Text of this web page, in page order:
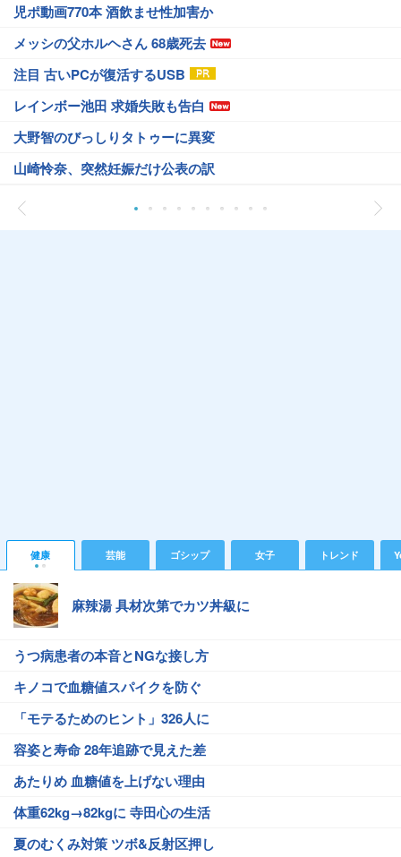
児ポ動画770本 酒飲ませ性加害か
メッシの父ホルヘさん 68歳死去
注目 古いPCが復活するUSB
レインボー池田 求婚失敗も告白
大野智のびっしりタトゥーに異変
山崎怜奈、突然妊娠だけ公表の訳
健康 芸能 ゴシップ 女子 トレンド
麻辣湯 具材次第でカツ丼級に
うつ病患者の本音とNGな接し方
キノコで血糖値スパイクを防ぐ
「モテるためのヒント」326人に
容姿と寿命 28年追跡で見えた差
あたりめ 血糖値を上げない理由
体重62kg→82kgに 寺田心の生活
夏のむくみ対策 ツボ&反射区押し